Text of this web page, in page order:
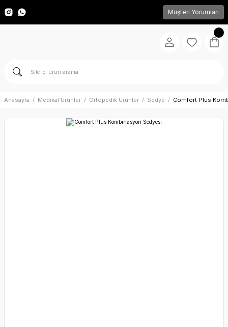
Müşteri Yorumları
Anasayfa Medikal Ürünler Ortopedik Ürünler Sedye Comfort Plus